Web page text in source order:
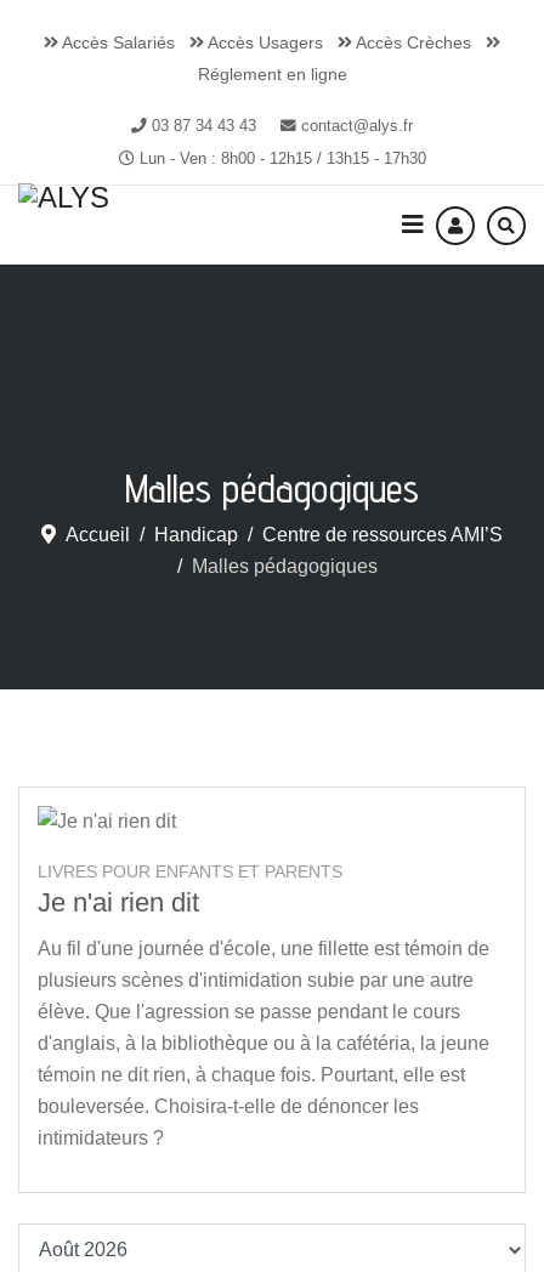
Accès Salariés Accès Usagers
Accès Crèches
Réglement en ligne
03 87 34 43 43
contact@alys.fr
Lun - Ven : 8h00 - 12h15 / 13h15 - 17h30
Malles pédagogiques
Accueil Handicap
Centre de ressources AMI’S
Malles pédagogiques
LIVRES POUR ENFANTS ET PARENTS
Je n'ai rien dit
Au fil d'une journée d'école, une fillette est témoin de
plusieurs scènes d'intimidation subie par une autre
élève. Que l'agression se passe pendant le cours
d'anglais, à la bibliothèque ou à la cafétéria, la jeune
témoin ne dit rien, à chaque fois. Pourtant, elle est
bouleversée. Choisira-t-elle de dénoncer les
intimidateurs ?